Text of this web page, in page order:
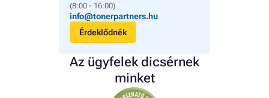
(8:00 - 16:00)
info@tonerpartners.hu
Érdeklődnék
Az ügyfelek dicsérnek
minket